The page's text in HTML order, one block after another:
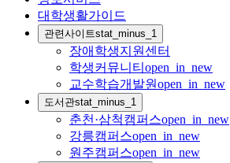
대학생활가이드
관련사이트stat_minus_1
장애학생지원센터
학생커뮤니티 open_in_new
교수학습개발원open_in_new
도서관stat_minus_1
춘천·삼척캠퍼스open_in_new
강릉캠퍼스open_in_new
원주캠퍼스open_in_new